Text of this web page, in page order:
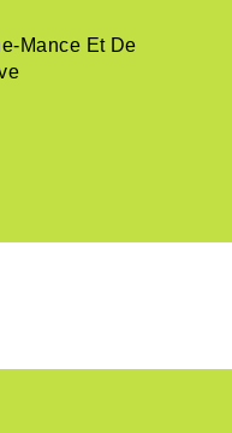
Mance Et De